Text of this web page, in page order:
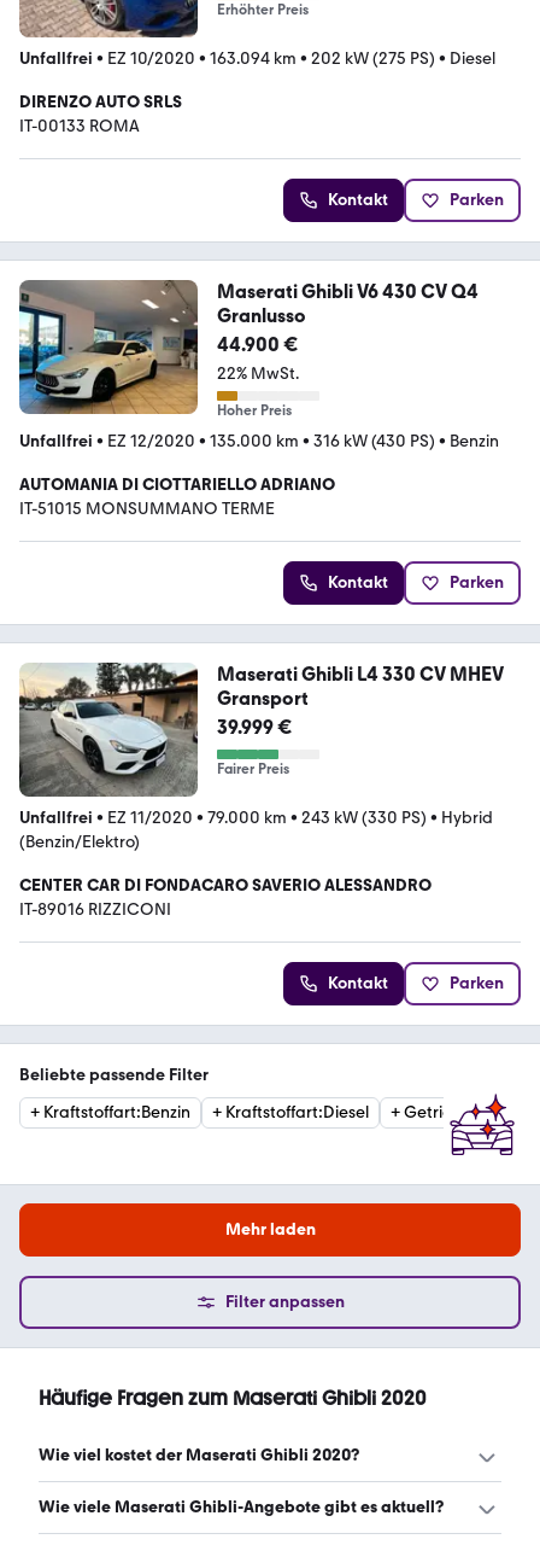
Erhöhter Preis
Unfallfrei • EZ 10/2020 • 163.094 km • 202 kW (275 PS) • Diesel
DIRENZO AUTO SRLS
IT-00133 ROMA
Kontakt Parken
Maserati Ghibli V6 430 CV Q4
Granlusso
44.900 €
22% MwSt.
Hoher Preis
Unfallfrei • EZ 12/2020 • 135.000 km • 316 kW (430 PS) • Benzin
AUTOMANIA DI CIOTTARIELLO ADRIANO
IT-51015 MONSUMMANO TERME
Kontakt Parken
Maserati Ghibli L4 330 CV MHEV
Gransport
39.999 €
Fairer Preis
Unfallfrei • EZ 11/2020 • 79.000 km • 243 kW (330 PS) • Hybrid
(Benzin/Elektro)
CENTER CAR DI FONDACARO SAVERIO ALESSANDRO
IT-89016 RIZZICONI
Kontakt Parken
Beliebte passende Filter
+ Kraftstoffart:Benzin + Kraftstoffart:Diesel +Getriebe:
Mehr laden
Filter anpassen
Häufige Fragen zum Maserati Ghibli 2020
Wie viel kostet der Maserati Ghibli 2020?
Ein guter Preis für einen Maserati Ghibli 2020 liegt
Wie viele Maserati Ghibli-Angebote gibt es aktuell?